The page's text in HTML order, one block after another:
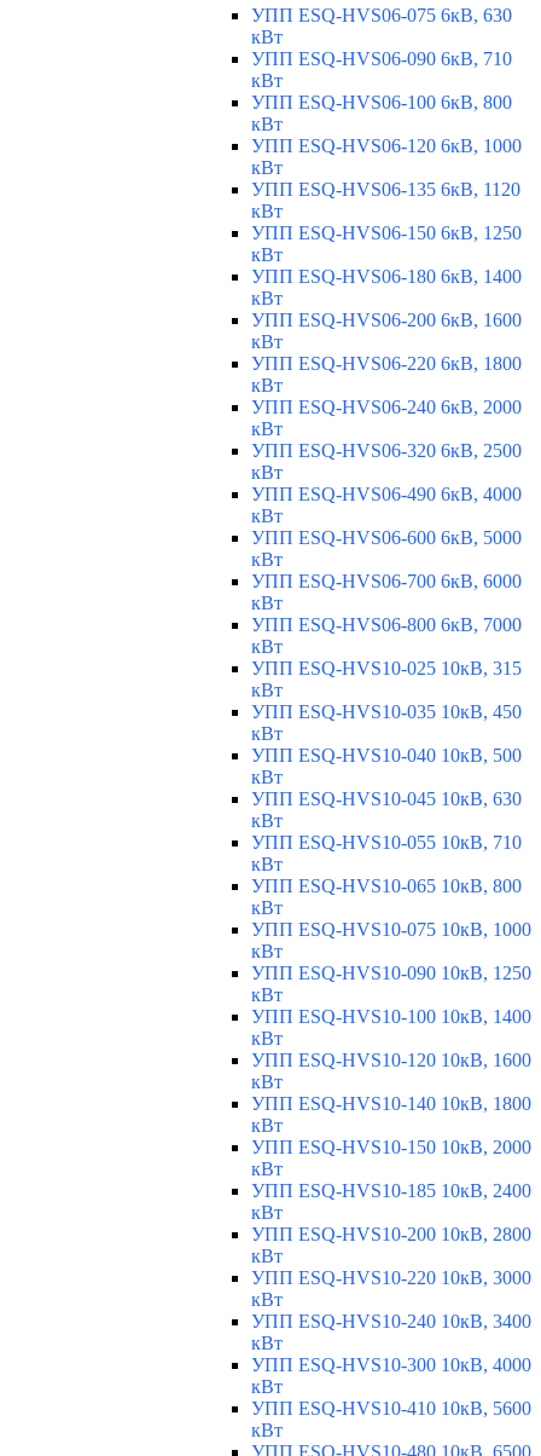
УПП ESQ-HVS06-075 6кВ, 630
кВт
УПП ESQ-HVS06-090 6кВ, 710
кВт
УПП ESQ-HVS06-100 6кВ, 800
кВт
УПП ESQ-HVS06-120 6кВ, 1000
кВт
УПП ESQ-HVS06-135 6кВ, 1120
кВт
УПП ESQ-HVS06-150 6кВ, 1250
кВт
УПП ESQ-HVS06-180 6кВ, 1400
кВт
УПП ESQ-HVS06-200 6кВ, 1600
кВт
УПП ESQ-HVS06-220 6кВ, 1800
кВт
УПП ESQ-HVS06-240 6кВ, 2000
кВт
УПП ESQ-HVS06-320 6кВ, 2500
кВт
УПП ESQ-HVS06-490 6кВ, 4000
кВт
УПП ESQ-HVS06-600 6кВ, 5000
кВт
УПП ESQ-HVS06-700 6кВ, 6000
кВт
УПП ESQ-HVS06-800 6кВ, 7000
кВт
УПП ESQ-HVS10-025 10кВ, 315
кВт
УПП ESQ-HVS10-035 10кВ, 450
кВт
УПП ESQ-HVS10-040 10кВ, 500
кВт
УПП ESQ-HVS10-045 10кВ, 630
кВт
УПП ESQ-HVS10-055 10кВ, 710
кВт
УПП ESQ-HVS10-065 10кВ, 800
кВт
УПП ESQ-HVS10-075 10кВ, 1000
кВт
УПП ESQ-HVS10-090 10кВ, 1250
кВт
УПП ESQ-HVS10-100 10кВ, 1400
кВт
УПП ESQ-HVS10-120 10кВ, 1600
кВт
УПП ESQ-HVS10-140 10кВ, 1800
кВт
УПП ESQ-HVS10-150 10кВ, 2000
кВт
УПП ESQ-HVS10-185 10кВ, 2400
кВт
УПП ESQ-HVS10-200 10кВ, 2800
кВт
УПП ESQ-HVS10-220 10кВ, 3000
кВт
УПП ESQ-HVS10-240 10кВ, 3400
кВт
УПП ESQ-HVS10-300 10кВ, 4000
кВт
УПП ESQ-HVS10-410 10кВ, 5600
кВт